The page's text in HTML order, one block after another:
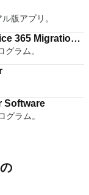
版アプリ。
365 Migration
ラム。
Software
ラム。